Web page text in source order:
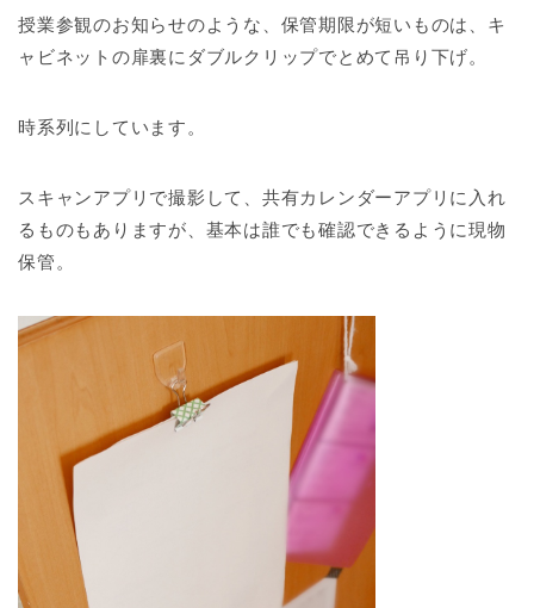
授業参観のお知らせのような、保管期限が短いものは、キ
ャビネットの扉裏にダブルクリップでとめて吊り下げ。
時系列にしています。
スキャンアプリで撮影して、共有カレンダーアプリに入れ
るものもありますが、基本は誰でも確認できるように現物
保管。